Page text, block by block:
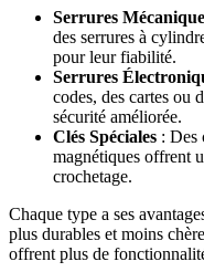
Serrures
des serrures à
pour leur fiabilité.
Serrures
codes, des cartes ou
sécurité améliorée.
Clés Spéciales : Des
magnétiques offrent
crochetage.
Chaque type a ses
plus durables et moins
offrent plus de